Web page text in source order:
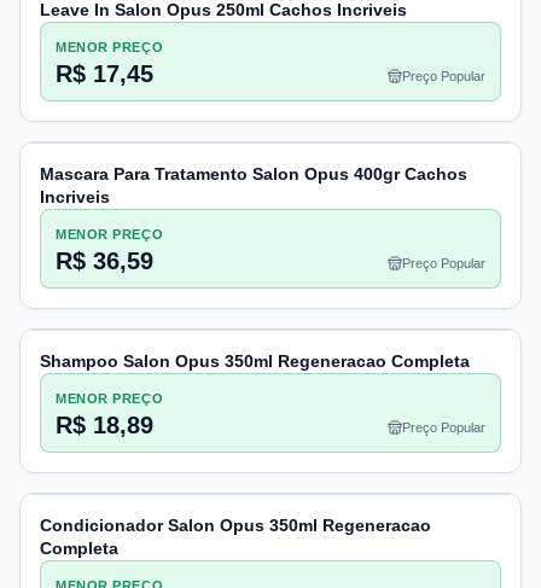
Leave In Salon Opus 250ml Cachos Incriveis
MENOR PREÇO
R$ 17,45 Preço Popular
Mascara Para Tratamento Salon Opus 400gr Cachos
Incriveis
MENOR PREÇO
R$ 36,59 Preço Popular
Shampoo Salon Opus 350ml Regeneracao Completa
MENOR PREÇO
R$ 18,89 Preço Popular
Condicionador Salon Opus 350ml Regeneracao
Completa